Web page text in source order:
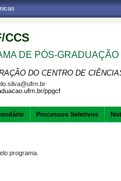
CCS
DE PÓS-
DO CENTRO DE
ppgcf
Processos Seletivos
programa.